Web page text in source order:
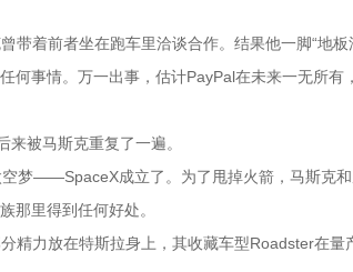
带着前者坐在跑车里洽谈合作。结果他一脚“地板
何事情。万一出事，估计PayPal在未来一无所有
被马斯克重复了一遍。
梦——SpaceX成立了。为了甩掉火箭，马斯克
那里得到任何好处。
精力放在特斯拉身上，其收藏车型Roadster在量